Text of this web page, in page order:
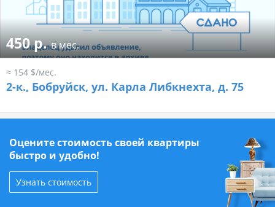
450 р.в мес.
≈ 154 $/мес.
2-к., Бобруйск, ул. Карла Либкнехта, д. 75
Оцените стоимость своей квартиры
быстро и удобно!
Узнать стоимость